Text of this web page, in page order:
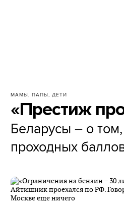
МАМЫ, ПАПЫ, ДЕТИ
«Престиж
Беларусы – о
проходных